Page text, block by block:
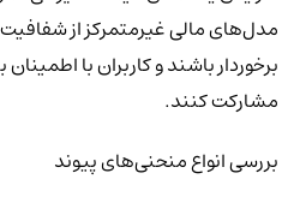
مدل‌های مالی غیرمتمرکز از شفافیت
برخوردار باشند و کاربران با
مشارکت کنند.
بررسی انواع منحنی‌های پیوند